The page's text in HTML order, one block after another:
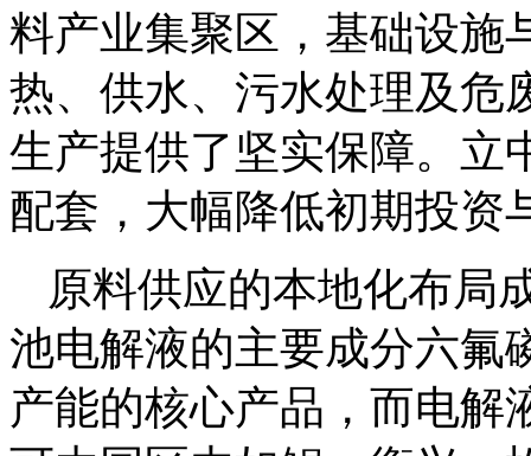
料产业集聚区，基础设施
热、供水、污水处理及危
生产提供了坚实保障。立
配套，大幅降低初期投资
原料供应的本地化布局
池电解液的主要成分六氟
产能的核心产品，而电解